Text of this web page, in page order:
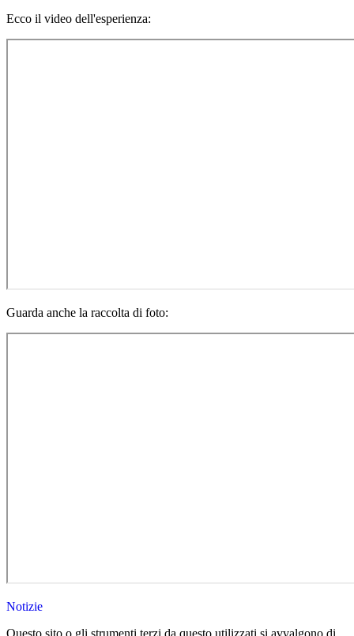
Ecco il video dell'esperienza:
Guarda anche la raccolta di foto:
Notizie